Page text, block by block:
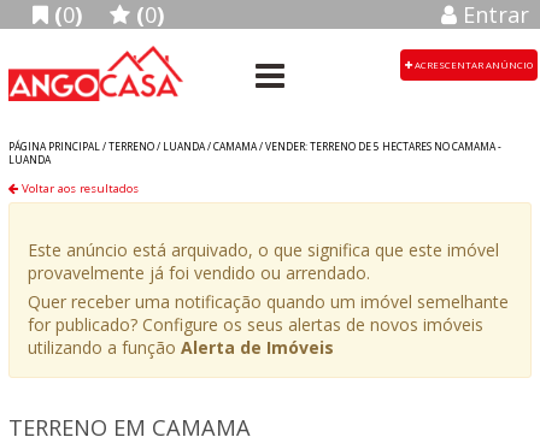
(0) (0) Entrar
ACRESCENTAR ANÚNCIO
PÁGINA PRINCIPAL /TERRENO/ LUANDA/CAMAMA/VENDER: TERRENO DE 5 HECTARES NO CAMAMA -
LUANDA
Voltar aos resultados
Este anúncio está arquivado, o que significa que este imóvel
provavelmente já foi vendido ou arrendado.
Quer receber uma notificação quando um imóvel semelhante
for publicado? Configure os seus alertas de novos imóveis
utilizando a função Alerta de Imóveis
TERRENO EM CAMAMA